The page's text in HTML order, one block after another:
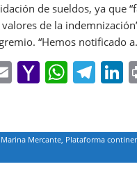
de sueldos, ya que
de la
“Hemos notificado
E
l
Y
o
o
W
s
A
T
gr
a
e
Mercante, Plataforma